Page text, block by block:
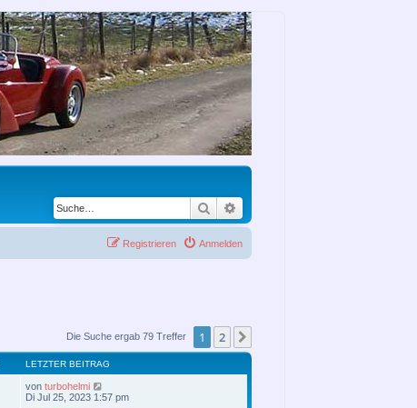
Suche
Anmelden
Registrieren
Die Suche ergab 79 Treffer 1 2
LETZTER BEITRAG
von turbohelmi
Di Jul 25, 2023 1:57 pm